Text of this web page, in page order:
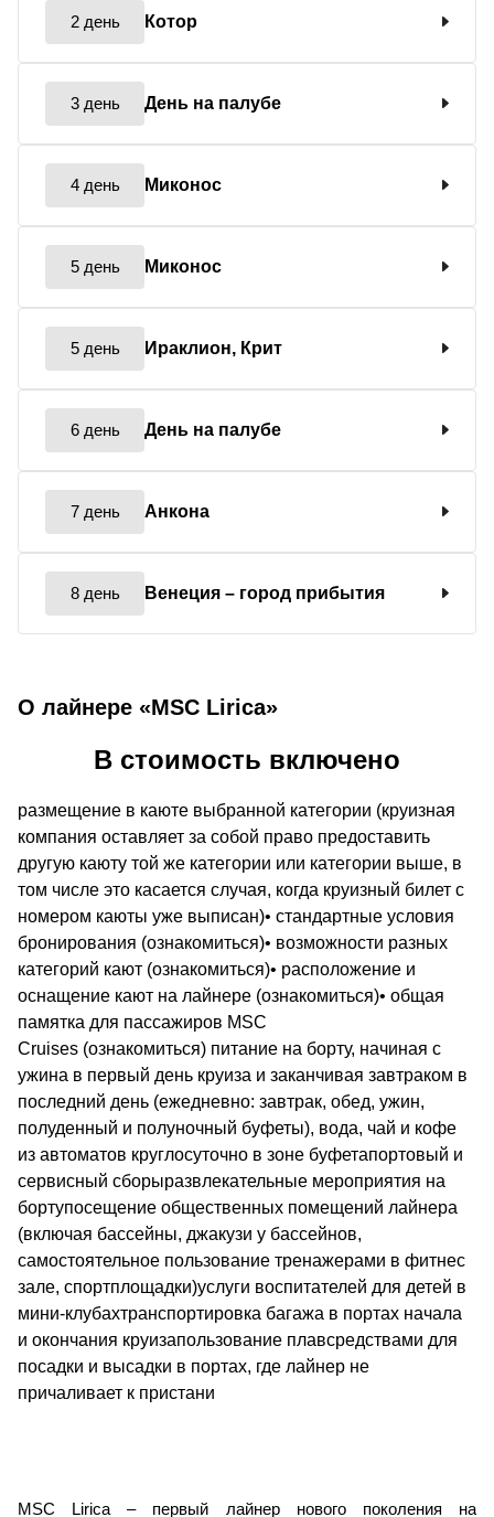
2 день Котор
3 день День на палубе
4 день Миконос
5 день Миконос
5 день Ираклион, Крит
6 день День на палубе
7 день Анкона
8 день Венеция – город прибытия
О лайнере «MSC Lirica»
MSC Lirica – первый лайнер нового поколения на
В стоимость включено
размещение в каюте выбранной категории (круизная
компания оставляет за собой право предоставить
другую каюту той же категории или категории выше, в
том числе это касается случая, когда круизный билет с
номером каюты уже выписан)• стандартные условия
бронирования (ознакомиться)• возможности разных
категорий кают (ознакомиться)• расположение и
оснащение кают на лайнере (ознакомиться)• общая
памятка для пассажиров MSC
Cruises (ознакомиться) питание на борту, начиная с
ужина в первый день круиза и заканчивая завтраком в
последний день (ежедневно: завтрак, обед, ужин,
полуденный и полуночный буфеты), вода, чай и кофе
из автоматов круглосуточно в зоне буфетапортовый и
сервисный сборыразвлекательные мероприятия на
бортупосещение общественных помещений лайнера
(включая бассейны, джакузи у бассейнов,
самостоятельное пользование тренажерами в фитнес
зале, спортплощадки)услуги воспитателей для детей в
мини-клубахтранспортировка багажа в портах начала
и окончания круизапользование плавсредствами для
посадки и высадки в портах, где лайнер не
причаливает к пристани